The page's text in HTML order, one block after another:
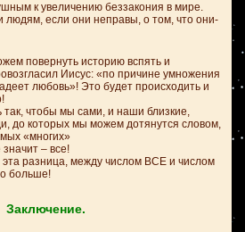
к увеличению беззакония в мире.
если они неправы, о том, что они-
повернуть историю вспять и
Иисус: «по причине умножения
любовь»! Это будет происходить и
чтобы мы сами, и наши близкие,
до которых мы можем дотянутся словом,
«многих»
– все!
разница, между числом ВСЕ и числом
больше!
Заключение.